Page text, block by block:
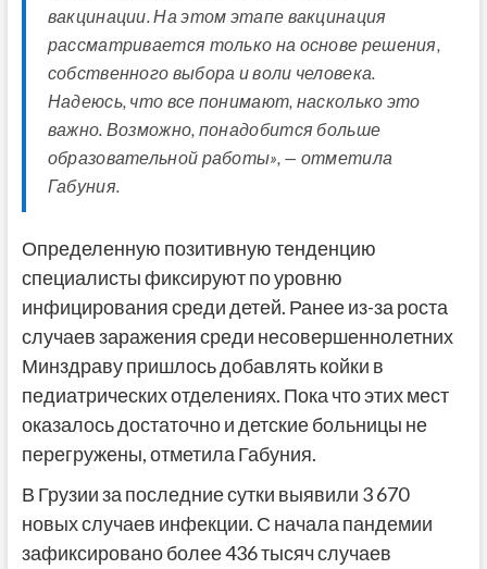
вакцинации. На этом этапе вакцинация
рассматривается только на основе решения,
собственного выбора и воли человека.
Надеюсь, что все понимают, насколько это
важно. Возможно, понадобится больше
образовательной работы», — отметила
Габуния.
Определенную позитивную тенденцию
специалисты фиксируют по уровню
инфицирования среди детей. Ранее из-за роста
случаев заражения среди несовершеннолетних
Минздраву пришлось добавлять койки в
педиатрических отделениях. Пока что этих мест
оказалось достаточно и детские больницы не
перегружены, отметила Габуния.
В Грузии за последние сутки выявили 3 670
новых случаев инфекции. С начала пандемии
зафиксировано более 436 тысяч случаев